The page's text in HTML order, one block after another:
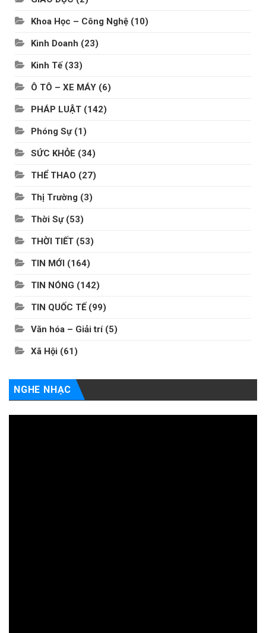
Khoa Học – Công Nghệ (10)
Kinh Doanh (23)
Kinh Tế (33)
Ô TÔ – XE MÁY (6)
PHÁP LUẬT (142)
Phóng Sự(1)
SỨC KHỎE (34)
THỂ THAO (27)
Thị Trường (3)
Thời Sự(53)
THỜI TIẾT (53)
TIN MỚI (164)
TIN NÓNG (142)
TIN QUỐC TẾ (99)
Văn hóa – Giải trí(5)
Xã Hội (61)
NGHE NHẠC